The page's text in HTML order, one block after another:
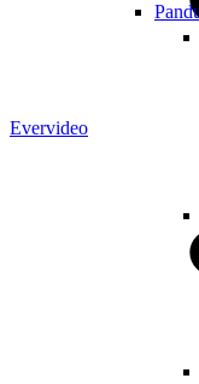
Evervideo